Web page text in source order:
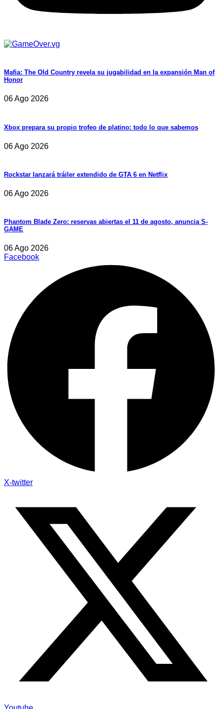
Mafia: The Old Country revela su jugabilidad en la expansión Man of
Honor
06 Ago 2026
Xbox prepara su propio trofeo de platino: todo lo que sabemos
06 Ago 2026
Rockstar lanzará tráiler extendido de GTA 6 en Netflix
06 Ago 2026
Phantom Blade Zero: reservas abiertas el 11 de agosto, anuncia S-
GAME
06 Ago 2026
Facebook
X-twitter